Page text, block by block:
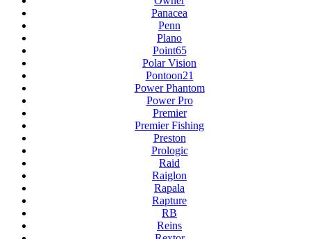
Panacea
Penn
Plano
Point65
Polar Vision
Pontoon21
Power Phantom
Power Pro
Premier
Premier Fishing
Preston
Prologic
Raid
Raiglon
Rapala
Rapture
RB
Reins